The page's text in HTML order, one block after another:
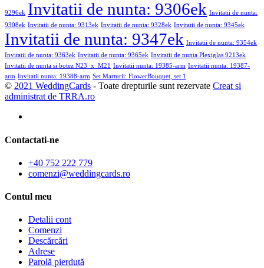
9296ek Invitatii de nunta: 9306ek Invitatii de nunta:
9308ek Invitatii de nunta: 9313ek Invitatii de nunta: 9328ek Invitatii de nunta: 9345ek
Invitatii de nunta: 9347ek Invitatii de nunta: 9354ek
Invitatii de nunta: 9363ek Invitatii de nunta: 9365ek Invitatii de nunta Plexiglas 9213ek
Invitatii de nunta si botez N23_x_M21 Invitatii nunta: 19385-arm Invitatii nunta: 19387-
arm Invitatii nunta: 19388-arm Set Marturii: FlowerBouquet, set 1
© 2021 WeddingCards - Toate drepturile sunt rezervate Creat si
administrat de TRRA.ro
Contactati-ne
+40 752 222 779
comenzi@weddingcards.ro
Contul meu
Detalii cont
Comenzi
Descărcări
Adrese
Parolă pierdută